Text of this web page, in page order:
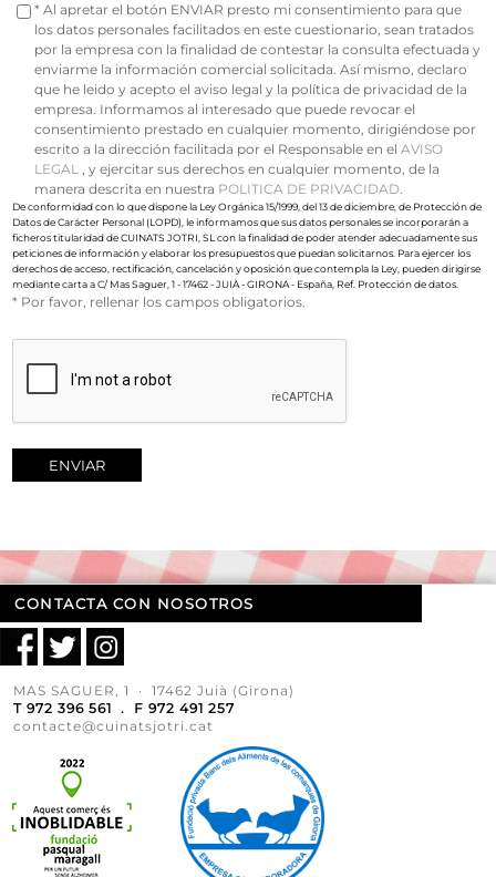
* Al apretar el botón ENVIAR presto mi consentimiento para que
los datos personales facilitados en este cuestionario, sean tratados
por la empresa con la finalidad de contestar la consulta efectuada y
enviarme la información comercial solicitada. Así mismo, declaro
que he leido y acepto el aviso legal y la política de privacidad de la
empresa. Informamos al interesado que puede revocar el
consentimiento prestado en cualquier momento, dirigiéndose por
escrito a la dirección facilitada por el Responsable en elAVISO
LEGAL , y ejercitar sus derechos en cualquier momento, de la
manera descrita en nuestra POLITICA DE PRIVACIDAD.
De conformidad con lo que dispone la Ley Orgánica 15/1999, del 13 de diciembre, de Protección de
Datos de Carácter Personal (LOPD), le informamos que sus datos personales se incorporarán a
ficheros titularidad de CUINATS JOTRI, SL con la finalidad de poder atender adecuadamente sus
peticiones de información y elaborar los presupuestos que puedan solicitarnos. Para ejercer los
derechos de acceso, rectificación, cancelación y oposición que contempla la Ley, pueden dirigirse
mediante carta a C/ Mas Saguer, 1 - 17462 - JUIÀ - GIRONA - España, Ref. Protección de datos.
* Por favor, rellenar los campos obligatorios.
ENVIAR
CONTACTA CON NOSOTROS
MAS SAGUER, 1 · 17462 Juià (Girona)
T 972 396 561 . F 972 491 257
contacte@cuinatsjotri.cat